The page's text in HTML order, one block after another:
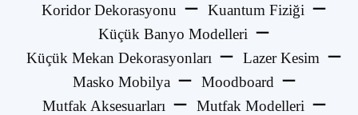
Koridor Dekorasyonu
Kuantum Fiziği
Küçük Banyo Modelleri
Küçük Mekan Dekorasyonları
Lazer Kesim
Masko Mobilya
Moodboard
Mutfak Aksesuarları
Mutfak Modelleri